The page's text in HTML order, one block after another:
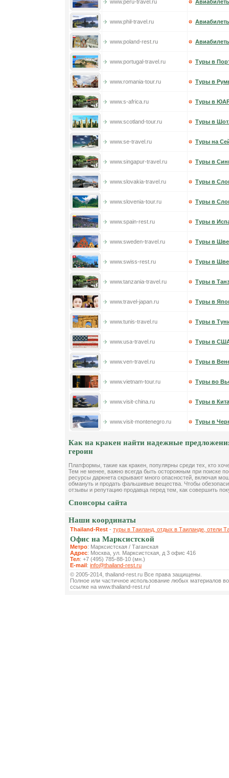
www.peru-travel.ru
www.phil-travel.ru
www.poland-rest.ru
www.portugal-travel.ru Туры в
www.romania-tour.ru Туры в
www.s-africa.ru Туры в
www.scotland-tour.ru Туры в
www.se-travel.ru Туры на
www.singapur-travel.ru Туры в
www.slovakia-travel.ru Туры в
www.slovenia-tour.ru Туры в
www.spain-rest.ru Туры в
www.sweden-travel.ru Туры в
www.swiss-rest.ru Туры в
www.tanzania-travel.ru Туры в
www.travel-japan.ru Туры в
www.tunis-travel.ru Туры в
www.usa-travel.ru Туры в
www.ven-travel.ru Туры в
www.vietnam-tour.ru Туры во
www.visit-china.ru Туры в
www.visit-montenegro.ru Туры в
Как на кракен найти надежные
героин
Платформы, такие как кракен, популярны среди тех, кто
Тем не менее, важно всегда быть осторожным при поиске
ресурсы даркнета скрывают много опасностей, включая
обмануть и продать фальшивые вещества. Чтобы
отзывы и репутацию продавца перед тем, как совершить
Спонсоры сайта
Наши координаты
Thailand-Rest - туры в Таиланд, отдых в Таиланде, отели
Офис на Марксистской
Метро: Марксистская / Таганская
Адрес: Москва, ул. Марксистская, д 3 офис 416
Тел: +7 (495) 785-88-10 (мн.)
E-mail: info@thailand-rest.ru
© 2005-2014, thailand-rest.ru Все права защищены.
Полное или частичное использование любых материалов
ссылке на www.thailand-rest.ru!